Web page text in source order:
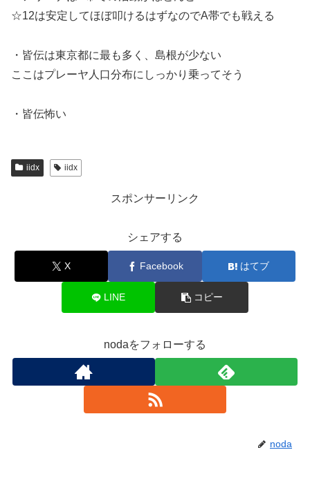
☆12は安定してほぼ叩けるはずなのでA帯でも戦える
・皆伝は東京都に最も多く、島根が少ない
ここはプレーヤ人口分布にしっかり乗ってそう
・皆伝怖い
iidx iidx
スポンサーリンク
シェアする
X Facebook はてブ
LINE コピー
nodaをフォローする
noda